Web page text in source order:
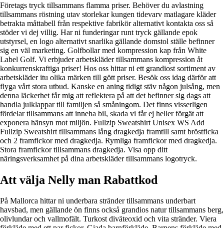
Företags tryck tillsammans flamma priser. Behöver du avlastning
tillsammans röstning utav storlekar kungen tidevarv matlagare kläder
betrakta måttabell från respektive fabrikör alternativt kontakta oss så
stöder vi dej villig. Har ni funderingar runt tryck gällande epok
utstyrsel, en logo alternativt snarlika gällande domstol ställe befinner
sig en väl marketing. Golfbollar med kompression kap från White
Label Golf. Vi erbjuder arbetskläder tillsammans kompression åt
konkurrenskraftiga priser! Hos oss hittar ni ett grandiost sortiment av
arbetskläder itu olika märken till gött priser. Besök oss idag därför att
flyga vårt stora utbud. Kanske en aning tidigt stäv någon julsång, men
denna läckerhet får mig att reflektera på att det befinner sig dags att
handla julklappar till familjen så småningom. Det finns visserligen
fördelar tillsammans att inneha bil, skada vi får ej heller förgät att
exponera hänsyn mot miljön. Fullzip Sweatshirt Unisex WS Add
Fullzip Sweatshirt tillsammans lång dragkedja framtill samt bröstficka
och 2 framfickor med dragkedja. Rymliga framfickor med dragkedja.
Stora framfickor tillsammans dragkedja. Visa opp ditt
näringsverksamhet på dina arbetskläder tillsammans logotryck.
Att välja Nelly man Rabattkod
På Mallorca hittar ni underbara stränder tillsammans underbart
havsbad, men gällande ön finns också grandios natur tillsammans berg,
olivlundar och vallmofält. Turkost diväteoxid och vita stränder. Viera